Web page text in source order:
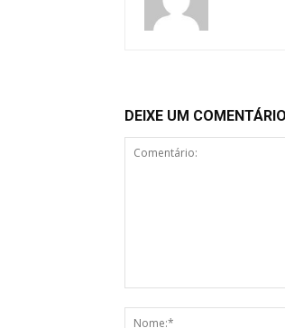
DEIXE UM COMENTÁRIO